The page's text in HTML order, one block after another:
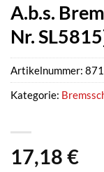
A.b.s.
Nr.
17,18 €
Artikelnummer:
Kategorie: